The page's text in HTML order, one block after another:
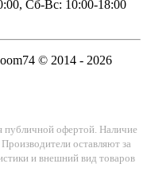
Сб-Вс: 10:00-18:00
© 2014 - 2026
офертой. Наличие
оставляют за
и внешний вид товаров